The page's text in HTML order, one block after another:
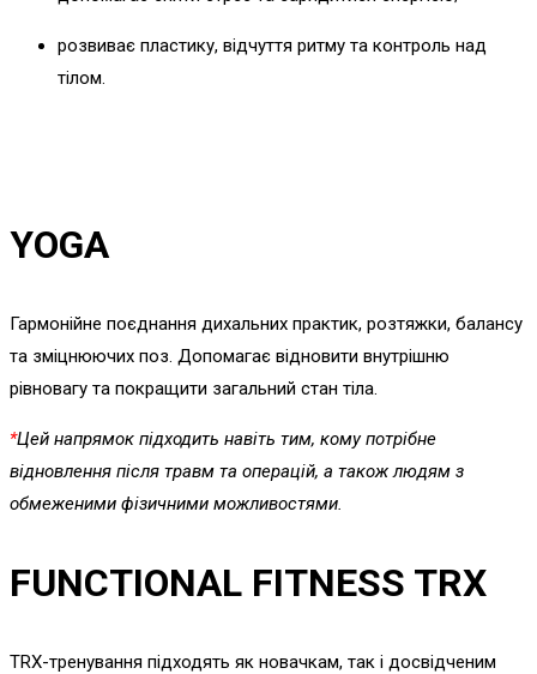
розвиває пластику, відчуття ритму та контроль над
тілом.
YOGA
Гармонійне поєднання дихальних практик, розтяжки, балансу
та зміцнюючих поз. Допомагає відновити внутрішню
рівновагу та покращити загальний стан тіла.
*Цей напрямок підходить навіть тим, кому потрібне
відновлення після травм та операцій, а також людям з
обмеженими фізичними можливостями.
FUNCTIONAL FITNESS TRX
TRX-тренування підходять як новачкам, так і досвідченим